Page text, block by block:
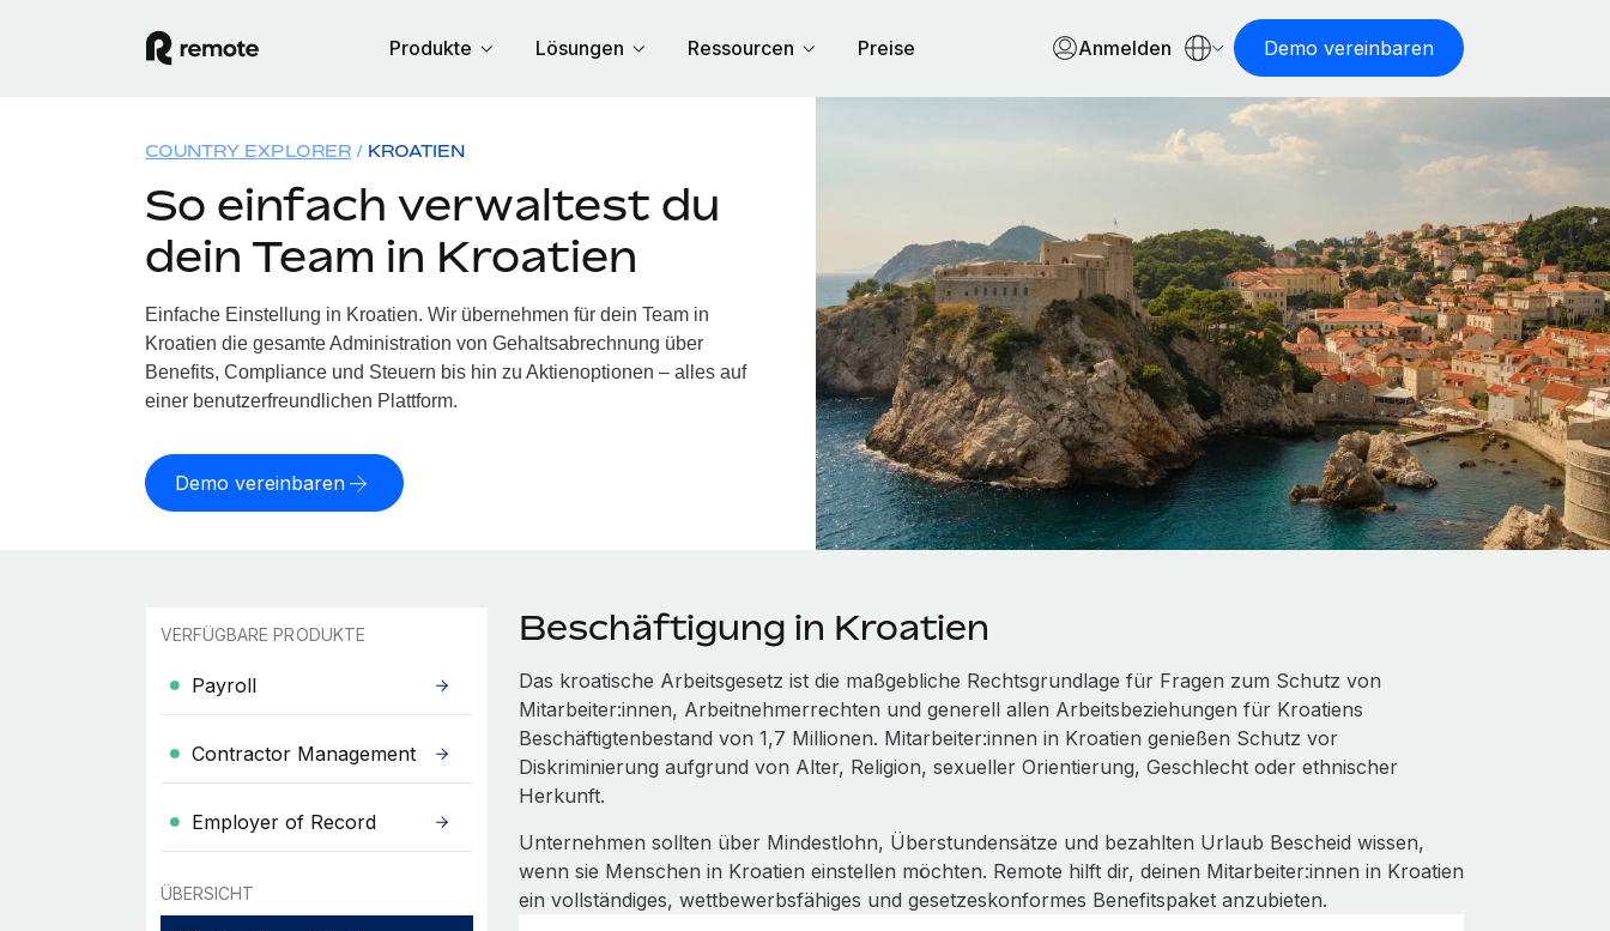
Produkte Lösungen Ressourcen Preise Anmelden Demo vereinbaren
COUNTRY EXPLORER KROATIEN
So einfach verwaltest du
dein Team in Kroatien
Einfache Einstellung in Kroatien. Wir übernehmen für dein Team in
Kroatien die gesamte Administration von Gehaltsabrechnung über
Benefits, Compliance und Steuern bis hin zu Aktienoptionen – alles auf
einer benutzerfreundlichen Plattform.
Demo vereinbaren
VERFÜGBARE PRODUKTE
Payroll
Contractor Management
Employer of Record
ÜBERSICHT
Beschäftigung in Kroatien
Das kroatische Arbeitsgesetz ist die maßgebliche Rechtsgrundlage für Fragen zum Schutz von
Mitarbeiter:innen, Arbeitnehmerrechten und generell allen Arbeitsbeziehungen für Kroatiens
Beschäftigtenbestand von 1,7 Millionen. Mitarbeiter:innen in Kroatien genießen Schutz vor
Diskriminierung aufgrund von Alter, Religion, sexueller Orientierung, Geschlecht oder ethnischer
Herkunft.
Unternehmen sollten über Mindestlohn, Überstundensätze und bezahlten Urlaub Bescheid wissen,
wenn sie Menschen in Kroatien einstellen möchten. Remote hilft dir, deinen Mitarbeiter:innen in Kroatien
ein vollständiges, wettbewerbsfähiges und gesetzeskonformes Benefitspaket anzubieten.